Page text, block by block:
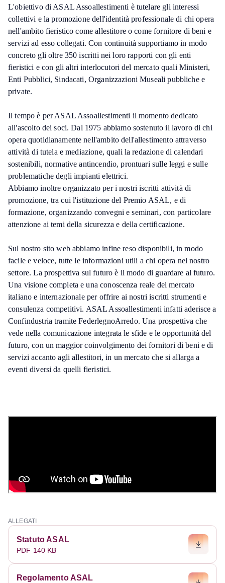
L'obiettivo di ASAL Assoallestimenti è tutelare gli interessi
collettivi e la promozione dell'identità professionale di chi opera
nell'ambito fieristico come allestitore o come fornitore di beni e
servizi ad esso collegati. Con continuità supportiamo in modo
concreto gli oltre 350 iscritti nei loro rapporti con gli enti
fieristici e con gli altri interlocutori del mercato quali Ministeri,
Enti Pubblici, Sindacati, Organizzazioni Museali pubbliche e
private.
Il tempo è per ASAL Assoallestimenti il momento dedicato
all'ascolto dei soci. Dal 1975 abbiamo sostenuto il lavoro di chi
opera quotidianamente nell'ambito dell'allestimento attraverso
attività di tutela e mediazione, quali la redazione di calendari
sostenibili, normative antincendio, prontuari sulle leggi e sulle
problematiche degli impianti elettrici.
Abbiamo inoltre organizzato per i nostri iscritti attività di
promozione, tra cui l'istituzione del Premio ASAL, e di
formazione, organizzando convegni e seminari, con particolare
attenzione ai temi della sicurezza e della certificazione.
Sul nostro sito web abbiamo infine reso disponibili, in modo
facile e veloce, tutte le informazioni utili a chi opera nel nostro
settore. La prospettiva sul futuro è il modo di guardare al futuro.
Una visione completa e una conoscenza reale del mercato
italiano e internazionale per offrire ai nostri iscritti strumenti e
consulenza competitivi. ASAL Assoallestimenti infatti aderisce a
Confindustria tramite FederlegnoArredo. Una prospettiva che
vede nella comunicazione integrata le sfide e le opportunità del
futuro, con un maggior coinvolgimento dei fornitori di beni e di
servizi accanto agli allestitori, in un mercato che si allarga a
eventi diversi da quelli fieristici.
ALLEGATI
Statuto ASAL
PDF 140 KB
Regolamento ASAL